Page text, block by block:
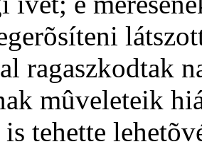
ragaszkodtak
mûveleteik
tehette